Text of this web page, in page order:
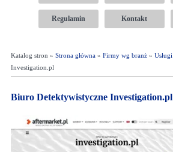
Regulamin Kontakt
Katalog stron » Strona główna» Firmy wg branż» Usługi
Investigation.pl
Biuro Detektywistyczne Investigation.pl